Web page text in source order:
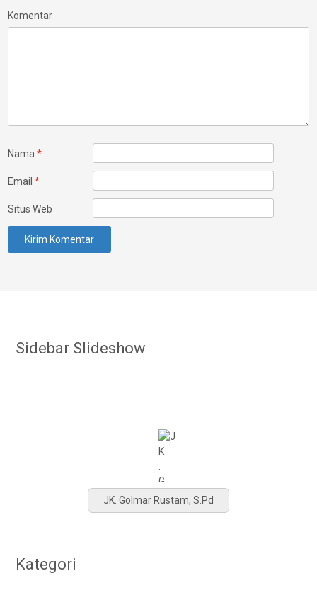
Komentar
Nama*
Email*
Situs Web
Sidebar Slideshow
JK. Golmar Rustam, S.Pd
Kategori